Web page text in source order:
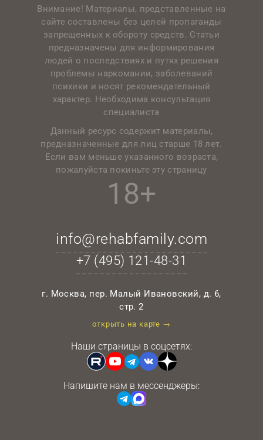
Внимание! Материалы, представленные на
сайте составлены без целей пропаганды
запрещенных к обороту средств. Статьи
предназначены для информирования
людей о последствиях и путях решения
проблемы наркомании, заболеваний
психики и носят рекомендательный
характер. Необходима консультация
специалиста
Данный ресурс содержит материалы,
предназначенные для лиц старше 18 лет.
Если вам меньше указанного возраста,
пожалуйста покиньте эту страницу
18+
info@rehabfamily.com
+7 (495) 121-48-31
г. Москва, пер. Малый Ивановский, д. 6,
стр. 2
открыть на карте →
Наши страницы в соцсетях:
Напишите нам в мессенджеры: